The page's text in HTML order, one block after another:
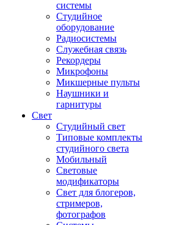
системы
Студийное
оборудование
Радиосистемы
Служебная связь
Рекордеры
Микрофоны
Микшерные пульты
Наушники и
гарнитуры
Свет
Студийный свет
Типовые комплекты
студийного света
Мобильный
Световые
модификаторы
Свет для блогеров,
стримеров,
фотографов